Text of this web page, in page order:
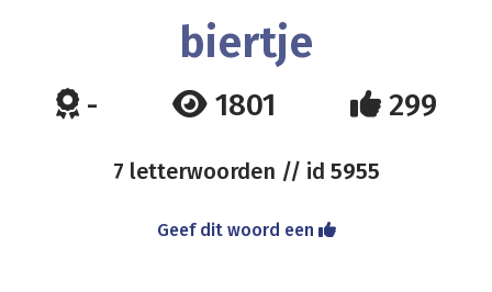
biertje
- 1801 299
7 letterwoorden // id 5955
Geef dit woord een